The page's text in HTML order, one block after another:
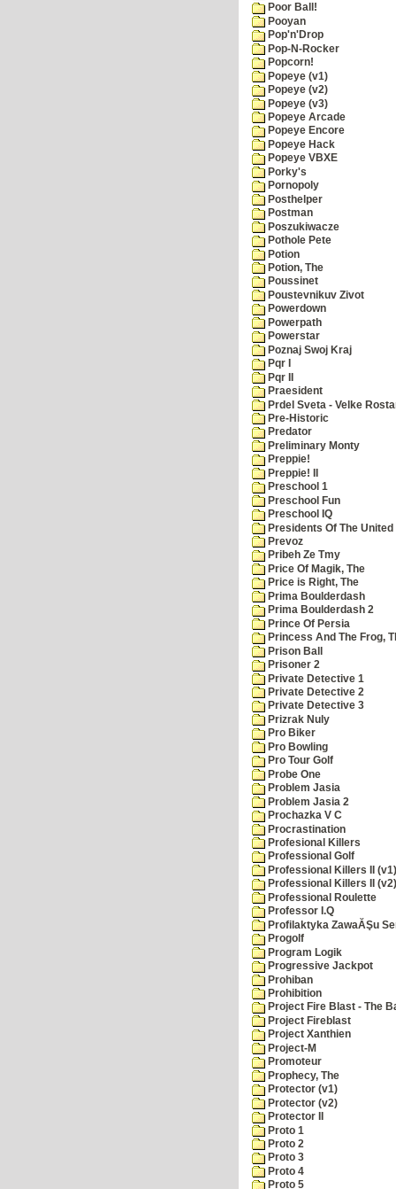
Poor Ball!
Pooyan
Pop'n'Drop
Pop-N-Rocker
Popcorn!
Popeye (v1)
Popeye (v2)
Popeye (v3)
Popeye Arcade
Popeye Encore
Popeye Hack
Popeye VBXE
Porky's
Pornopoly
Posthelper
Postman
Poszukiwacze
Pothole Pete
Potion
Potion, The
Poussinet
Poustevnikuv Zivot
Powerdown
Powerpath
Powerstar
Poznaj Swoj Kraj
Pqr I
Pqr II
Praesident
Prdel Sveta - Velke
Pre-Historic
Predator
Preliminary Monty
Preppie!
Preppie! II
Preschool 1
Preschool Fun
Preschool IQ
Presidents Of The
Prevoz
Pribeh Ze Tmy
Price Of Magik, The
Price is Right, The
Prima Boulderdash
Prima Boulderdash 2
Prince Of Persia
Princess And The Frog,
Prison Ball
Prisoner 2
Private Detective 1
Private Detective 2
Private Detective 3
Prizrak Nuly
Pro Biker
Pro Bowling
Pro Tour Golf
Probe One
Problem Jasia
Problem Jasia 2
Prochazka V C
Procrastination
Profesional Killers
Professional Golf
Professional Killers II (v1)
Professional Killers II (v2)
Professional Roulette
Professor I.Q
Profilaktyka ZawaĂŞu
Progolf
Program Logik
Progressive Jackpot
Prohiban
Prohibition
Project Fire Blast - The
Project Fireblast
Project Xanthien
Project-M
Promoteur
Prophecy, The
Protector (v1)
Protector (v2)
Protector II
Proto 1
Proto 2
Proto 3
Proto 4
Proto 5